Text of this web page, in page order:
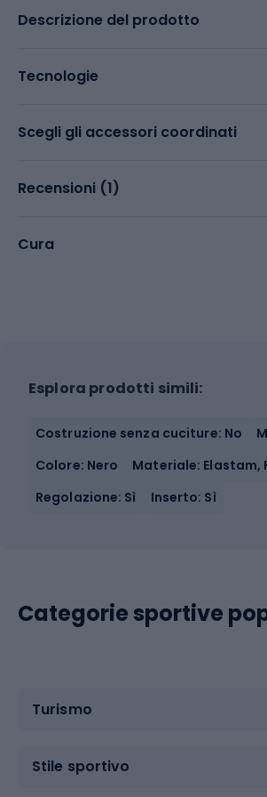
Descrizione del prodotto
Tecnologie
Scegli gli accessori coordinati
Recensioni (1)
Cura
Esplora prodotti simili:
Costruzione senza cuciture: No
Colore: Nero
Materiale: Elastam,
Regolazione: Sì
Inserto: Sì
Categorie sportive
Turismo
Stile sportivo